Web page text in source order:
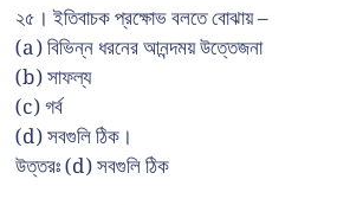
২৫। ইতিবাচক প্রক্ষোভ বলতে বোঝায় –
(a) বিভিন্ন ধরনের আনন্দময় উত্তেজনা
(b) সাফল্য
(c) গর্ব
(d) সবগুলি ঠিক।
উত্তরঃ (d) সবগুলি ঠিক